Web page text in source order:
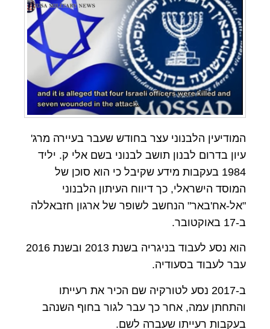
המודיעין הלבנוני עצר בחודש שעבר בעיירה מרג'
עיון בדרום לבנון תושב לבנוני בשם אלי ק. יליד
1984 בעקבות מידע שקיבל כי הוא סוכן של
המוסד הישראלי, כך דיווח העיתון הלבנוני
"אל-אח'באר" הנחשב לשופר של ארגון חזבאללה
ב-17 באוקטובר.
הוא נסע לעבוד בניגריה בשנת 2013 ובשנת 2016
עבר לעבוד בסעודיה.
ב-2017 נסע לטורקיה שם הכיר את רעייתו
והתחתן עמה, אחר כך עבר לגור בחוף השנהב
בעקבות רעייתו שעברה לשם.